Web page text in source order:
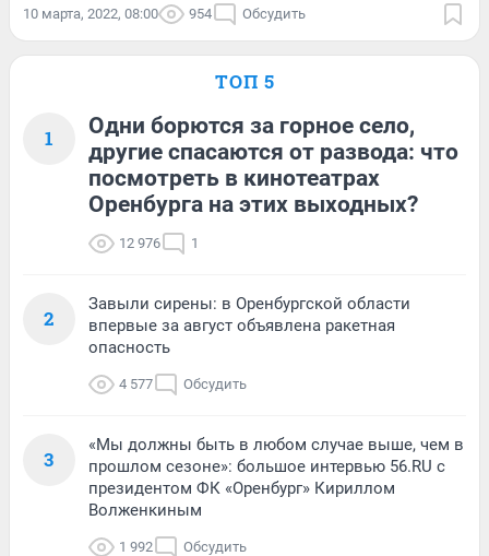
10 марта, 2022, 08:00 954 Обсудить
ТОП 5
1
Одни борются за горное село,
другие спасаются от развода: что
посмотреть в кинотеатрах
Оренбурга на этих выходных?
12 976 1
2
Завыли сирены: в Оренбургской области
впервые за август объявлена ракетная
опасность
4 577 Обсудить
3
«Мы должны быть в любом случае выше, чем в
прошлом сезоне»: большое интервью 56.RU с
президентом ФК «Оренбург» Кириллом
Волженкиным
1 992 Обсудить